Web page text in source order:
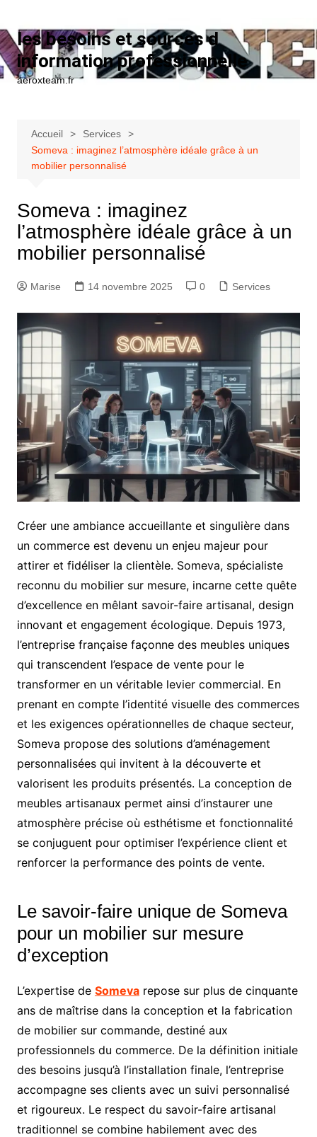
les besoins et sources d
information professionnelle
aeroxteam.fr
Accueil
Services
Someva : imaginez l’atmosphère idéale grâce à un
mobilier personnalisé
Someva : imaginez
l’atmosphère idéale grâce à un
mobilier personnalisé
Marise 14 novembre 2025 0 Services
Créer une ambiance accueillante et singulière dans
un commerce est devenu un enjeu majeur pour
attirer et fidéliser la clientèle. Someva, spécialiste
reconnu du mobilier sur mesure, incarne cette quête
d’excellence en mêlant savoir-faire artisanal, design
innovant et engagement écologique. Depuis 1973,
l’entreprise française façonne des meubles uniques
qui transcendent l’espace de vente pour le
transformer en un véritable levier commercial. En
prenant en compte l’identité visuelle des commerces
et les exigences opérationnelles de chaque secteur,
Someva propose des solutions d’aménagement
personnalisées qui invitent à la découverte et
valorisent les produits présentés. La conception de
meubles artisanaux permet ainsi d’instaurer une
atmosphère précise où esthétisme et fonctionnalité
se conjuguent pour optimiser l’expérience client et
renforcer la performance des points de vente.
Le savoir-faire unique de Someva
pour un mobilier sur mesure
d’exception
L’expertise de Somevarepose sur plus de cinquante
ans de maîtrise dans la conception et la fabrication
de mobilier sur commande, destiné aux
professionnels du commerce. De la définition initiale
des besoins jusqu’à l’installation finale, l’entreprise
accompagne ses clients avec un suivi personnalisé
et rigoureux. Le respect du savoir-faire artisanal
traditionnel se combine habilement avec des